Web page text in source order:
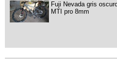
Fuji Nevada gris
MTI pro 8mm